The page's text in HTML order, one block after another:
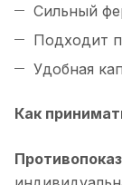
Сильный
Подходит
Удобная
Как